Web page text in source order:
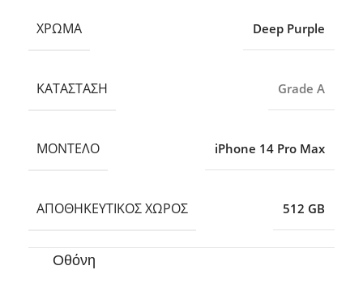
ΧΡΏΜΑ Deep Purple
ΚΑΤΆΣΤΑΣΗ Grade A
ΜΟΝΤΈΛΟ iPhone 14 Pro Max
ΑΠΟΘΗΚΕΥΤΙΚΌΣ ΧΏΡΟΣ 512 GB
Οθόνη